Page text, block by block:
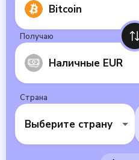
Bitcoin
Получаю
Наличные EUR
Страна
Выберите страну